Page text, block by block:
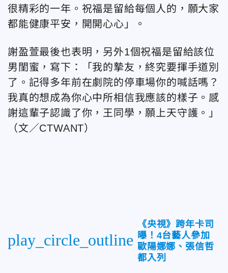
很精彩的一年。祝福是留給每個人的，願大家
都能健康平安，開開心心」。
謝盈萱最後也表明，另外1個祝福是留給該位
男閨蜜，寫下：「我的摯友，終究要揮手道別
了。記得多年前在劇院的停車場你的喊話嗎？
我真的想成為你心中所相信我應該的樣子。感
謝這輩子認識了你，王同學，願上天守護。」
（文／CTWANT）
play_circle_outline
《央視》跨年卡司
曝！4台藝人參加
歐陽娜娜、張信哲
都入列